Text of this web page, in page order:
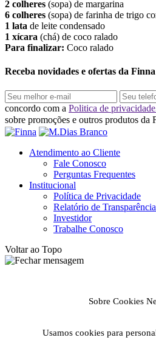
2 colheres (sopa) de margarina
6 colheres (sopa) de farinha de trigo
1 lata de leite condensado
1 xícara (chá) de coco ralado
Para finalizar: Coco ralado
Receba novidades e ofertas da
concordo com a Politica de
sobre promoções e outros produtos da
Atendimento ao Cliente
Fale Conosco
Perguntas Frequentes
Institucional
Política de Privacidade
Relatório de
Investidor
Trabalhe Conosco
Voltar ao Topo
Sobre Cookies
Usamos cookies para